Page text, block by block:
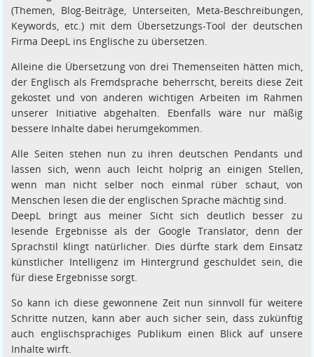
(Themen, Blog-Beiträge, Unterseiten, Meta-Beschreibungen,
Keywords, etc.) mit dem Übersetzungs-Tool der deutschen
Firma DeepL ins Englische zu übersetzen.
Alleine die Übersetzung von drei Themenseiten hätten mich,
der Englisch als Fremdsprache beherrscht, bereits diese Zeit
gekostet und von anderen wichtigen Arbeiten im Rahmen
unserer Initiative abgehalten. Ebenfalls wäre nur mäßig
bessere Inhalte dabei herumgekommen.
Alle Seiten stehen nun zu ihren deutschen Pendants und
lassen sich, wenn auch leicht holprig an einigen Stellen,
wenn man nicht selber noch einmal rüber schaut, von
Menschen lesen die der englischen Sprache mächtig sind.
DeepL bringt aus meiner Sicht sich deutlich besser zu
lesende Ergebnisse als der Google Translator, denn der
Sprachstil klingt natürlicher. Dies dürfte stark dem Einsatz
künstlicher Intelligenz im Hintergrund geschuldet sein, die
für diese Ergebnisse sorgt.
So kann ich diese gewonnene Zeit nun sinnvoll für weitere
Schritte nutzen, kann aber auch sicher sein, dass zukünftig
auch englischsprachiges Publikum einen Blick auf unsere
Inhalte wirft.